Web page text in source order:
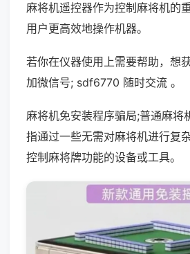
麻将机遥控器作为控制麻将机的
用户更高效地操作机器。
若你在仪器使用上需要帮助，想
加微信号; sdf6770 随时交流 。
麻将机免安装程序骗局;普通麻将
指通过一些无需对麻将机进行复
控制麻将牌功能的设备或工具。